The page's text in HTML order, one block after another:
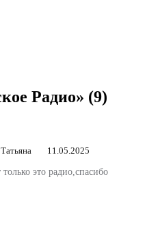
Радио» (9)
Татьяна 11.05.2025
это радио,спасибо